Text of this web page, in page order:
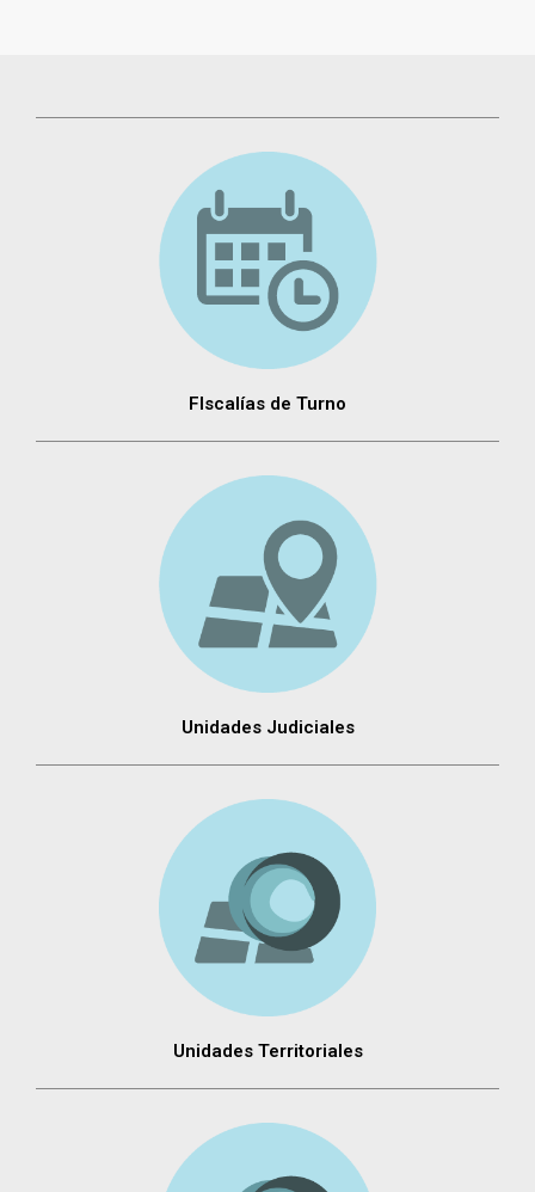
FIscalías de Turno
Unidades Judiciales
Unidades Territoriales